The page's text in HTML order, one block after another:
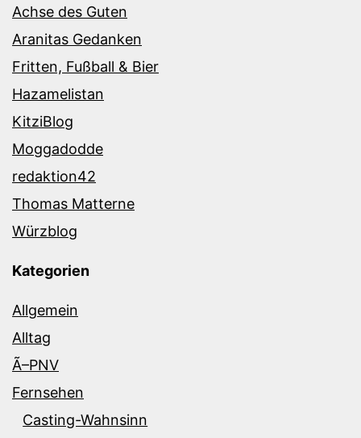
Achse des Guten
Aranitas Gedanken
Fritten, Fußball & Bier
Hazamelistan
KitziBlog
Moggadodde
redaktion42
Thomas Matterne
Würzblog
Kategorien
Allgemein
Alltag
Ã–PNV
Fernsehen
Casting-Wahnsinn